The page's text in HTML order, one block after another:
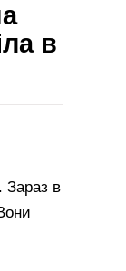
в
Зараз в